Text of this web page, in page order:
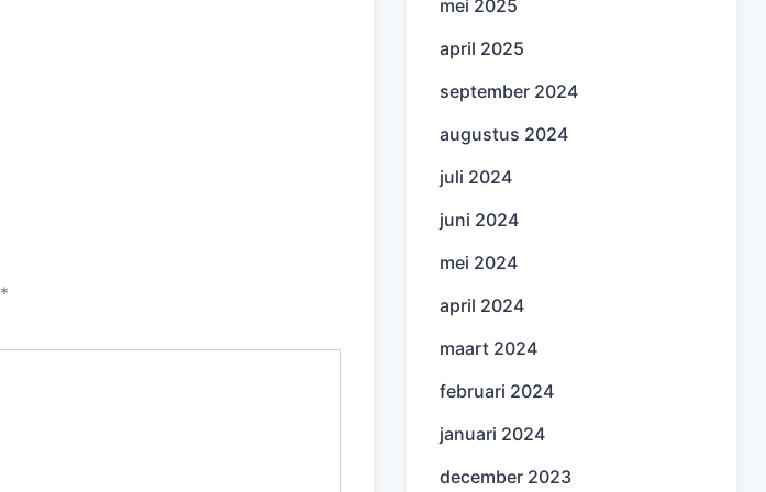
*
mei 2025
april 2025
september 2024
augustus 2024
juli 2024
juni 2024
mei 2024
april 2024
maart 2024
februari 2024
januari 2024
december 2023